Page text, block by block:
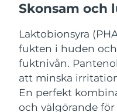
Skonsam och
Laktobionsyra
fukten i huden
fuktnivån.
att minska
En perfekt
och välgörande
Singapore
Slovakien
Slovenien